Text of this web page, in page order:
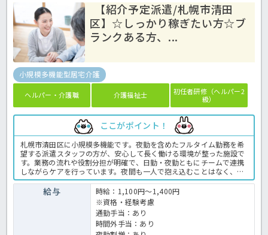
【紹介予定派遣/札幌市清田
区】☆しっかり稼ぎたい方☆ブ
ランクある方、...
小規模多機能型居宅介護
ヘルパー・介護職 介護福祉士
初任者研修（ヘルパー2
級）
ここがポイント！
札幌市清田区に小規模多機能です。夜勤を含めたフルタイム勤務を希
望する派遣スタッフの方が、安心して長く働ける環境が整った施設で
す。業務の流れや役割分担が明確で、日勤・夜勤ともにチームで連携
しながらケアを行っています。夜間も一人で抱え込むことはなく、困
ったときにはすぐに相談できる体制があるため、夜勤経験が浅い方や
ブランクのある方でも不安なく勤務できます。利用者様の状態を日中
から継続して把握できるため、より深く関われることもフルタイム勤
務ならではのやりがいです。少しでもご興味ある方はお気軽にほっ介
護までお問合せください！小規模多機能での介護業務全般です。＜介
護職 紹介予定派遣 小規模多機能の求人＞
給与
時給：1,100円～1,400円
※資格・経験考慮
通勤手当：あり
時間外手当：あり